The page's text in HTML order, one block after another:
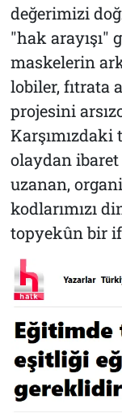
değerimizi
"hak arayışı"
maskelerin
lobiler, fıtrata
projesini
olaydan
uzanan,
kodlarımızı
topyekûn bir